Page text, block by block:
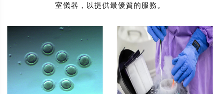
室儀器，以提供最優質的服務。